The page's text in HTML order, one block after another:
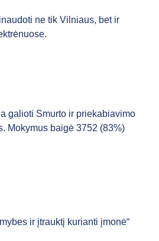
ne tik Vilniaus, bet ir
galioti Smurto ir priekabiavimo
Mokymus baigė 3752 (83%)
ir įtrauktį kurianti įmonė“